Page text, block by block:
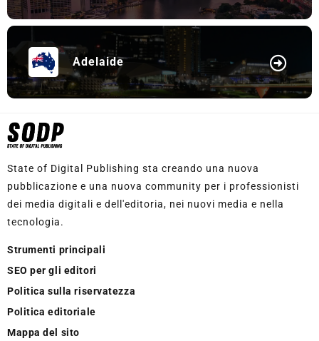
Adelaide
State of Digital Publishing sta creando una nuova
pubblicazione e una nuova community per i professionisti
dei media digitali e dell'editoria, nei nuovi media e nella
tecnologia.
Strumenti principali
SEO per gli editori
Politica sulla riservatezza
Politica editoriale
Mappa del sito